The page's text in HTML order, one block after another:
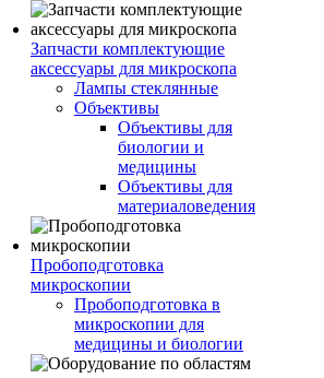
Запчасти комплектующие
аксессуары для микроскопа
Лампы стеклянные
Объективы
Объективы для
биологии и
медицины
Объективы для
материаловедения
Пробоподготовка
микроскопии
Пробоподготовка в
микроскопии для
медицины и биологии